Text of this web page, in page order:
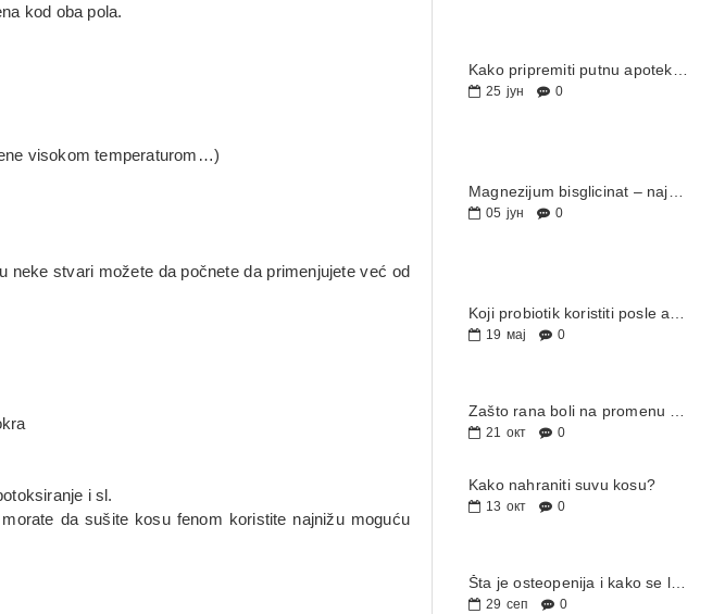
kod oba pola.
visokom temperaturom…)
stvari možete da počnete da primenjujete već od
i sl.
da sušite kosu fenom koristite najnižu moguću
25 јун 0
05 јун 0
19 мај 0
21 окт 0
Kako nahraniti suvu kosu?
13 окт 0
29 сеп 0